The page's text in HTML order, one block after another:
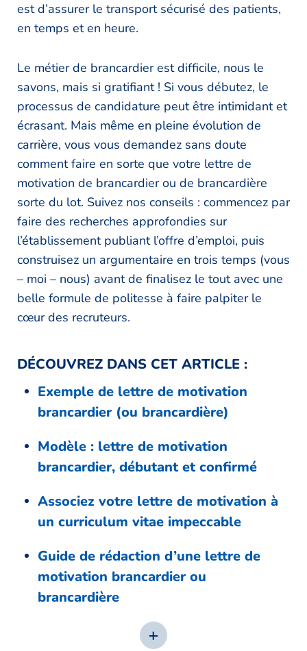
est d’assurer le transport sécurisé des patients,
en temps et en heure.
Le métier de brancardier est difficile, nous le
savons, mais si gratifiant ! Si vous débutez, le
processus de candidature peut être intimidant et
écrasant. Mais même en pleine évolution de
carrière, vous vous demandez sans doute
comment faire en sorte que votre lettre de
motivation de brancardier ou de brancardière
sorte du lot. Suivez nos conseils : commencez par
faire des recherches approfondies sur
l’établissement publiant l’offre d’emploi, puis
construisez un argumentaire en trois temps (vous
– moi – nous) avant de finalisez le tout avec une
belle formule de politesse à faire palpiter le
cœur des recruteurs.
DÉCOUVREZ DANS CET ARTICLE :
Exemple de lettre de motivation
brancardier (ou brancardière)
Modèle : lettre de motivation
brancardier, débutant et confirmé
Associez votre lettre de motivation à
un curriculum vitae impeccable
Guide de rédaction d’une lettre de
motivation brancardier ou
brancardière